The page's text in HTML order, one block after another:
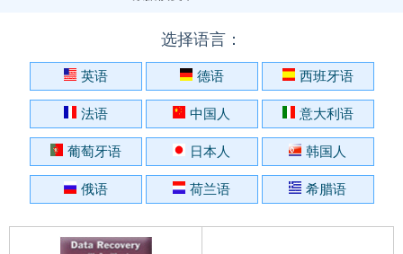
选择语言：
英语 德语 西班牙语
法语 中国人 意大利语
葡萄牙语 日本人 韩国人
俄语 荷兰语 希腊语